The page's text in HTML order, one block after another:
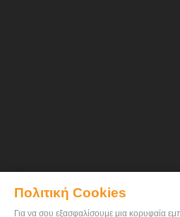
Πολιτική Cookies
Για να σου εξασφαλίσουμε μια κορυφαία